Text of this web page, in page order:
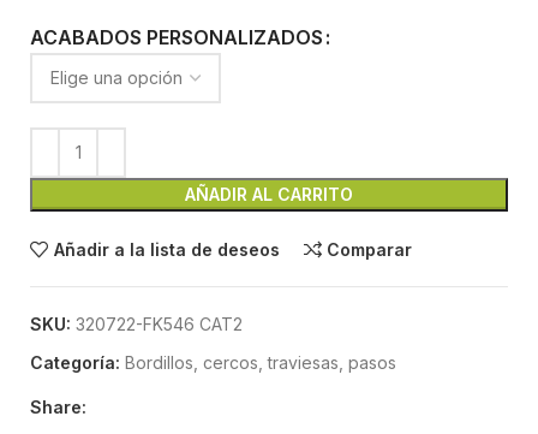
ACABADOS PERSONALIZADOS
AÑADIR AL CARRITO
Añadir a la lista de deseos Comparar
SKU: 320722-FK546 CAT2
Categoría: Bordillos, cercos, traviesas, pasos
Share: